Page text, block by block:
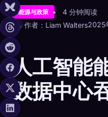
能源与政策
4 分钟阅读
作者：Liam Walters2025
人工智能
数据中心